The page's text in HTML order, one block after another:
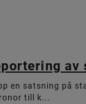
en satsning på
till k...